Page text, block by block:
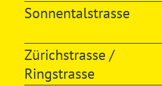
Sonnentalstrasse
Zürichstrasse /
Ringstrasse